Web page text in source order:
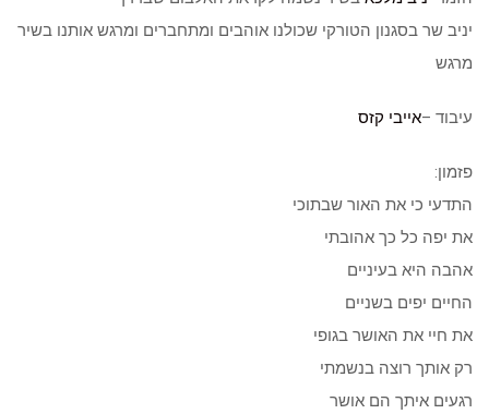
יניב שר בסגנון הטורקי שכולנו אוהבים ומתחברים ומרגש אותנו בשיר
מרגש
עיבוד –אייבי קזס
פזמון:
התדעי כי את האור שבתוכי
את יפה כל כך אהובתי
אהבה היא בעיניים
החיים יפים בשניים
את חיי את האושר בגופי
רק אותך רוצה בנשמתי
רגעים איתך הם אושר